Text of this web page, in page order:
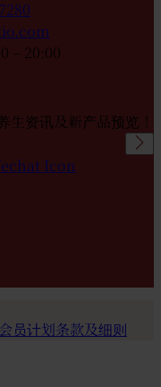
– 20:00
生资讯及新产品预览！
this field
员计划条款及细则